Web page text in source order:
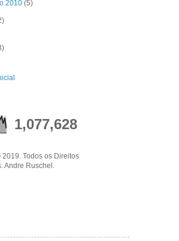
2010(5)
1,077,628
Todos os Direitos
Andre Ruschel.